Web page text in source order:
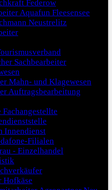
Federow
Aquafun Fleesensee
Neustrelitz
Sachbearbeiter
Mahn- und Klagewesen
Auftragsbearbeitung
Innendienst
Filialen
- Einzelhandel
Hofkäse